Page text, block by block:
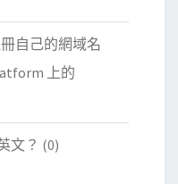
自己的網域名
上的
文？ (0)